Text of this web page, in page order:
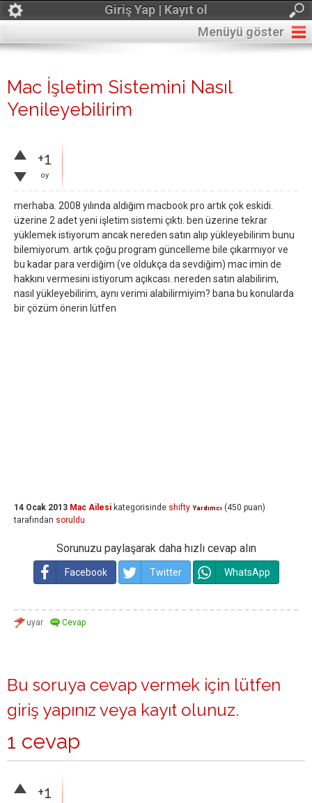
Giriş Yap | Kayıt ol
Menüyü göster
Mac İşletim Sistemini Nasıl
Yenileyebilirim
+1
oy
merhaba. 2008 yılında aldığım macbook pro artık çok eskidi.
üzerine 2 adet yeni işletim sistemi çıktı. ben üzerine tekrar
yüklemek istiyorum ancak nereden satın alıp yükleyebilirim bunu
bilemiyorum. artık çoğu program güncelleme bile çıkarmıyor ve
bu kadar para verdiğim (ve oldukça da sevdiğim) mac imin de
hakkını vermesini istiyorum açıkcası. nereden satın alabilirim,
nasıl yükleyebilirim, aynı verimi alabilirmiyim? bana bu konularda
bir çözüm önerin lütfen
14 Ocak 2013 Mac Ailesi kategorisinde shifty Yardımcı (450 puan)
tarafından soruldu
Sorunuzu paylaşarak daha hızlı cevap alın
Facebook Twitter WhatsApp
Bu soruya cevap vermek için lütfen
giriş yapınız veya kayıt olunuz.
1 cevap
+1